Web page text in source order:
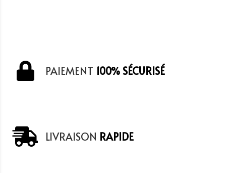
PAIEMENT 100% SÉCURISÉ
LIVRAISON RAPIDE